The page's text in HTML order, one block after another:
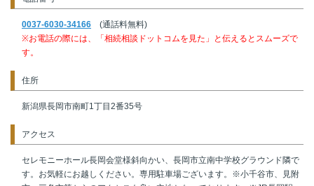
0037-6030-34166
(通話料無料)
※お電話の際には、「相続相談ドットコムを見た」と伝えるとスムーズで
す。
住所
新潟県長岡市南町1丁目2番35号
アクセス
セレモニーホール長岡会堂様斜向かい、長岡市立南中学校グラウンド隣で
す。お気軽にお越しください。専用駐車場ございます。※小千谷市、見附